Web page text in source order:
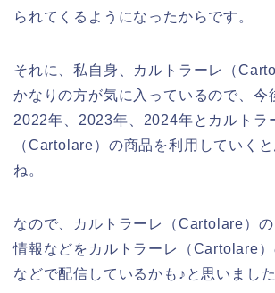
られてくるようになったからです。
それに、私自身、カルトラーレ（
かなりの方が気に入っているので、今
2022年、2023年、2024年とカルトラ
（Cartolare）の商品を利用していく
ね。
なので、カルトラーレ（Cartolare）
情報などをカルトラーレ（Cartolare
などで配信しているかも♪と思いました